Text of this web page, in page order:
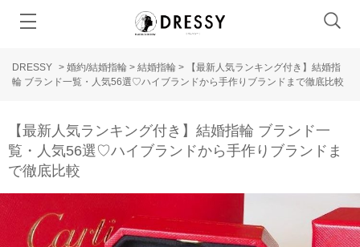
DRESSY > 婚約/結婚指輪 > 結婚指輪 >
【最新人気ランキング付き】結婚指
輪 ブランド一覧・人気56選♡ハイブランドから手作りブランドまで徹底比較
【最新人気ランキング付き】結婚指輪 ブランド一
覧・人気56選♡ハイブランドから手作りブランドま
で徹底比較